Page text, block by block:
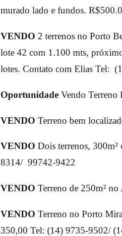
murado lado e fundos.
VENDO 2 terrenos no Porto
lote 42 com 1.100 mts,
lotes. Contato com Elias Tel:
Oportunidade Vendo Terreno
VENDO Terreno bem
VENDO Dois terrenos,
8314/ 99742-9422
VENDO Terreno de 250m²
VENDO Terreno no Porto
350,00 Tel: (14) 9735-9502/